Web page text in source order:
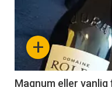
akkurat
nå+
Magnum eller vanlig